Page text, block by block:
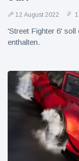
12 August 2022
'Street Fighter 6' soll
enthalten.